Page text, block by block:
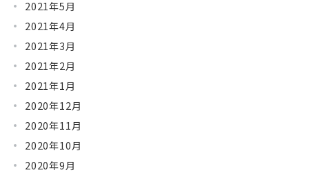
2021年5月
2021年4月
2021年3月
2021年2月
2021年1月
2020年12月
2020年11月
2020年10月
2020年9月